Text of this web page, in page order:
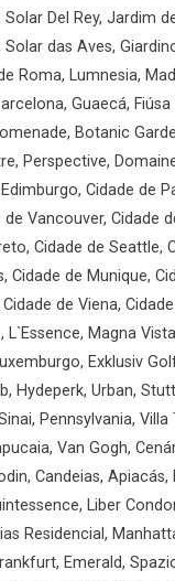
Del Rey, Jardim
Solar das Aves,
Roma, Lumnesia,
Guaecá,
Botanic
Perspective,
Cidade de
de Vancouver, Cidade
Cidade de Seattle,
Cidade de Munique,
de Viena,
L`Essence, Magna
Exklusiv
Hydeperk, Urban,
Pennsylvania, Villa
Van Gogh,
Candeias, Apiacás,
Liber
Residencial,
Emerald,